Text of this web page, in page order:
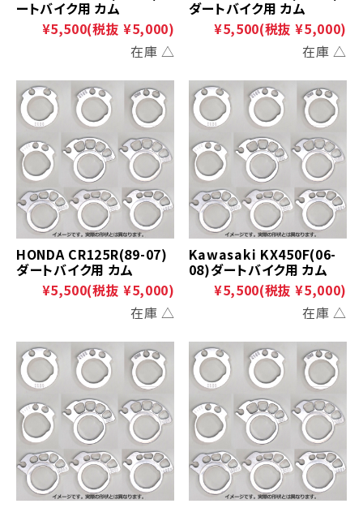
ートバイク用 カム
¥5,500(税抜 ¥5,000)
在庫 △
ダートバイク用 カム
¥5,500(税抜 ¥5,000)
在庫 △
HONDA CR125R(89-07)
ダートバイク用 カム
¥5,500(税抜 ¥5,000)
在庫 △
Kawasaki KX450F(06-
08)ダートバイク用 カム
¥5,500(税抜 ¥5,000)
在庫 △